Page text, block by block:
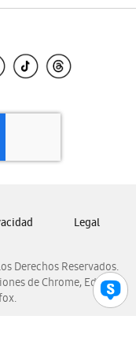
Derechos Reservados.
de Chrome, Edge,
Legal